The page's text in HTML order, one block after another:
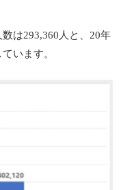
は293,360人と、20年
います。